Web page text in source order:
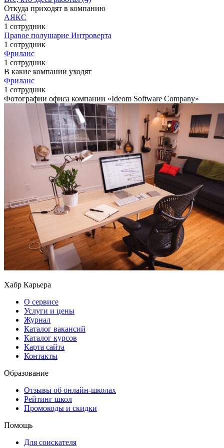
Откуда приходят в компанию
АЯКС
1 сотрудник
Правое полушарие Интроверта
1 сотрудник
Фриланс
1 сотрудник
В какие компании уходят
Фриланс
1 сотрудник
Фотографии офиса компании «Ideom Software Company»
Хабр Карьера
О сервисе
Услуги и цены
Журнал
Каталог вакансий
Каталог курсов
Карта сайта
Контакты
Образование
Отзывы об онлайн-школах
Рейтинг школ
Промокоды и скидки
Помощь
Для соискателя